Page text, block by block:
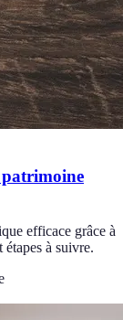
efficace grâce à
à suivre.